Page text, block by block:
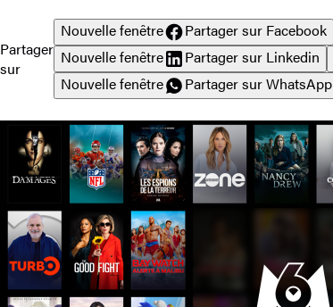
Partager
sur
Nouvelle fenêtre Partager sur Facebook
Nouvelle fenêtre
Partager sur Linkedin
Nouvelle fenêtre
Partager sur WhatsApp